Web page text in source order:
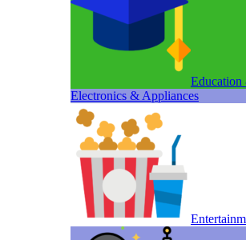
Electronics & Appliances